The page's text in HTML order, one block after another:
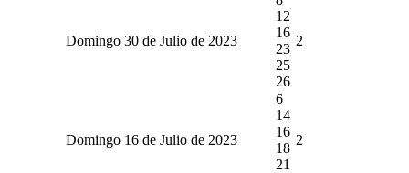
Domingo 30 de Julio de 2023
12
16
23
25
26
2
Domingo 16 de Julio de 2023
6
14
16
18
21
2